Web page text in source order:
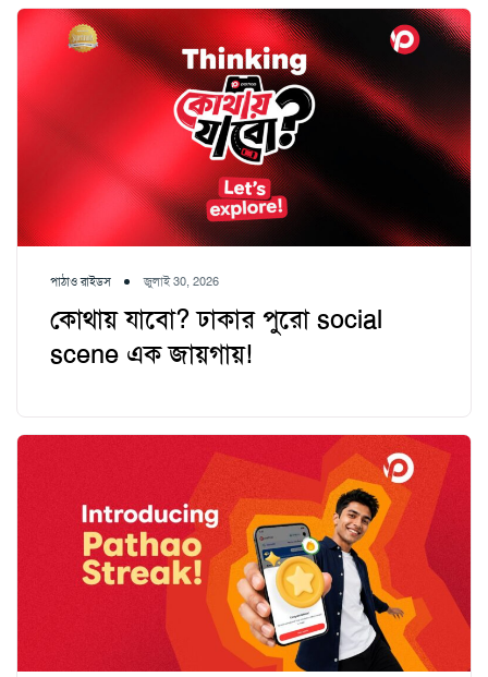
পাঠাও রাইডস জুলাই 30, 2026
কোথায় যাবো? ঢাকার পুরো social
scene এক জায়গায়!